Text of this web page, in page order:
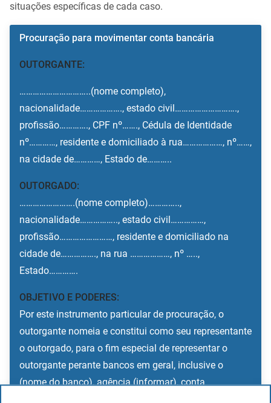
situações específicas de cada caso.
Procuração para movimentar conta bancária
OUTORGANTE:
…………………………..(nome completo),
nacionalidade………………., estado civil……………………….,
profissão…………., CPF nº……., Cédula de Identidade
nº…………, residente e domiciliado à rua………………, nº……,
na cidade de…………, Estado de………..
OUTORGADO:
…………………….(nome completo)…………..,
nacionalidade…………….., estado civil……………,
profissão……………………, residente e domiciliado na
cidade de……………., na rua ………………, nº …..,
Estado………….
OBJETIVO E PODERES:
Por este instrumento particular de procuração, o
outorgante nomeia e constitui como seu representante
o outorgado, para o fim especial de representar o
outorgante perante bancos em geral, inclusive o
(nome do banco), agência (informar), conta